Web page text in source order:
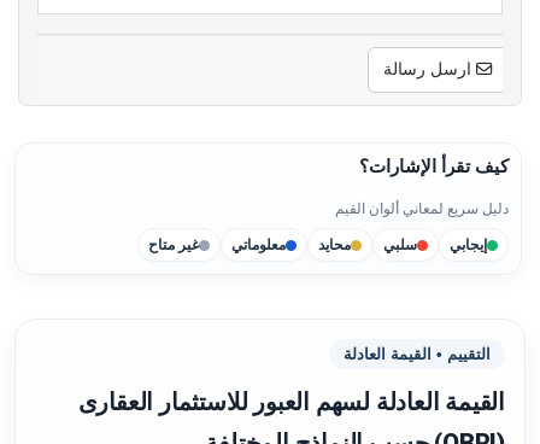
ارسل رسالة
كيف تقرأ الإشارات؟
دليل سريع لمعاني ألوان القيم
إيجابي سلبي محايد معلوماتي غير متاح
التقييم • القيمة العادلة
القيمة العادلة لسهم العبور للاستثمار العقارى